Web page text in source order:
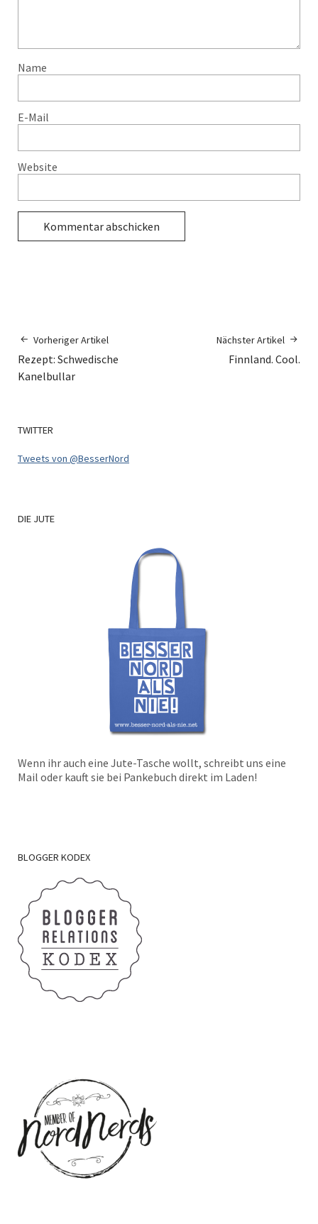
Name
E-Mail
Website
Vorheriger Artikel
Rezept: Schwedische
Kanelbullar
Nächster Artikel
Finnland. Cool.
TWITTER
Tweets von @BesserNord
DIE JUTE
Wenn ihr auch eine Jute-Tasche wollt, schreibt uns eine
Mail oder kauft sie bei Pankebuch direkt im Laden!
BLOGGER KODEX